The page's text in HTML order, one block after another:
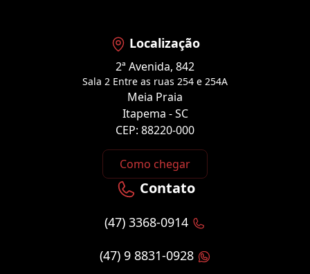
Localização
2ª Avenida, 842
Sala 2 Entre as ruas 254 e 254A
Meia Praia
Itapema - SC
CEP: 88220-000
Como chegar
Contato
(47) 3368-0914
(47) 9 8831-0928